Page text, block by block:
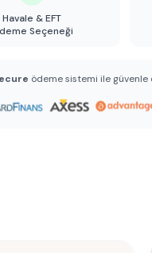
Havale & EFT
Seçeneği
ödeme sistemi ile